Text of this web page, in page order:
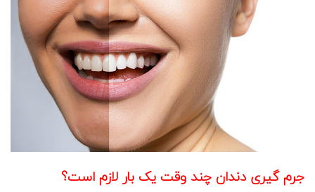
جرم گیری دندان چند وقت یک بار لازم است؟